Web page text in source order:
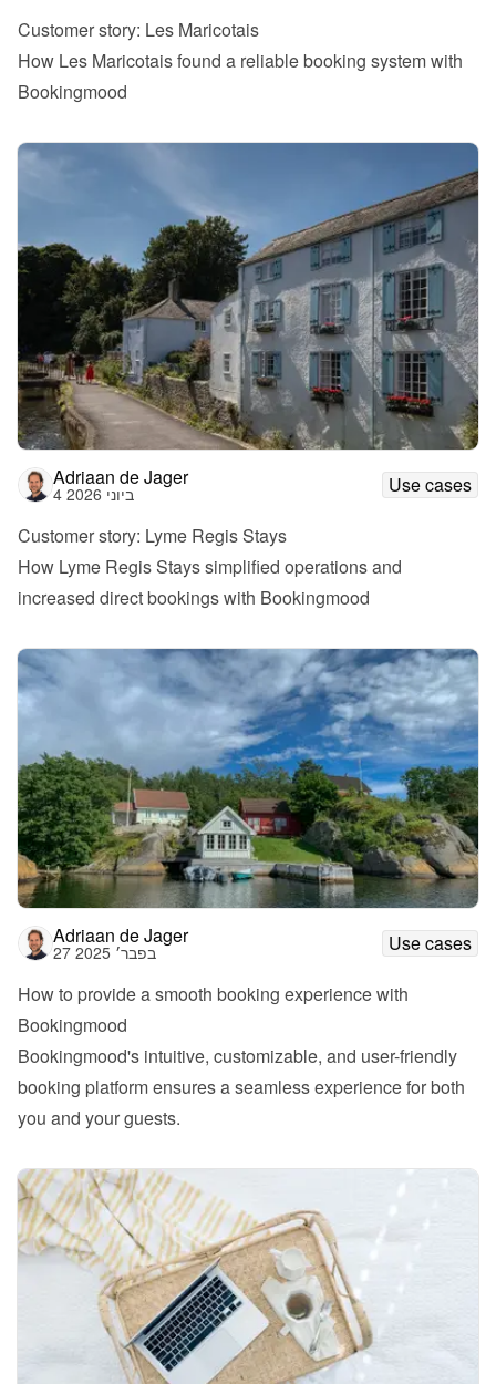
Customer story: Les Maricotais
How Les Maricotais found a reliable booking system with
Bookingmood
Adriaan de Jager
4 ביוני 2026
Use cases
Customer story: Lyme Regis Stays
How Lyme Regis Stays simplified operations and
increased direct bookings with Bookingmood
Adriaan de Jager
27 בפבר׳ 2025
Use cases
How to provide a smooth booking experience with
Bookingmood
Bookingmood's intuitive, customizable, and user-friendly
booking platform ensures a seamless experience for both
you and your guests.